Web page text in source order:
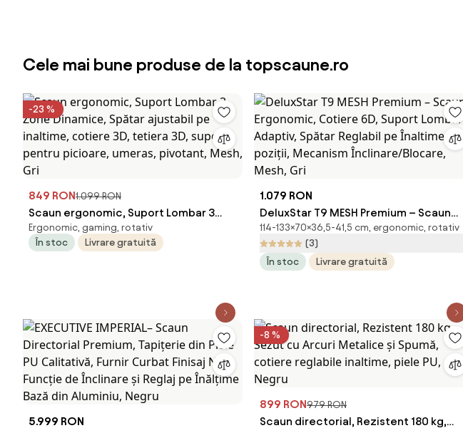
Cele mai bune produse de la topscaune.ro
-23 %
849 RON1.099 RON
Scaun ergonomic, Suport Lombar 3
Zone Dinamice, Spătar ajustabil pe
inaltime, cotiere 3D, tetiera 3D, suport
Ergonomic, gaming, rotativ
În stoc
Livrare gratuită
1.079 RON
DeluxStar T9 MESH Premium – Scaun
Ergonomic, Cotiere 6D, Suport Lombar
Adaptiv, Spătar Reglabil pe Înaltime în 5
poziții, Mecanism Înclinare/Blocare,
114-133×70×36,5-41,5 cm, ergonomic, rotativ
(3)
În stoc
Livrare gratuită
5.999 RON
-8 %
899 RON979 RON
Scaun directorial, Rezistent 180 kg,